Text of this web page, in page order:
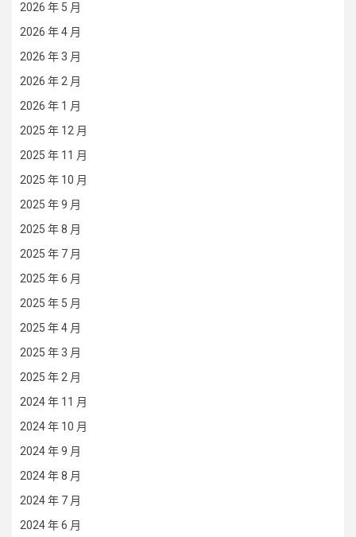
2026 年 5 月
2026 年 4 月
2026 年 3 月
2026 年 2 月
2026 年 1 月
2025 年 12 月
2025 年 11 月
2025 年 10 月
2025 年 9 月
2025 年 8 月
2025 年 7 月
2025 年 6 月
2025 年 5 月
2025 年 4 月
2025 年 3 月
2025 年 2 月
2024 年 11 月
2024 年 10 月
2024 年 9 月
2024 年 8 月
2024 年 7 月
2024 年 6 月